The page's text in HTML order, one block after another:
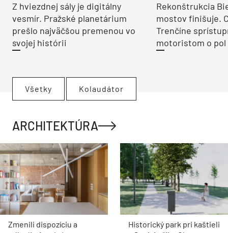
Z hviezdnej sály je digitálny
vesmír. Pražské planetárium
prešlo najväčšou premenou vo
svojej histórii
Rekonštrukcia
mostov finišuje.
Trenčíne
motoristom o pol
Všetky Kolaudátor
ARCHITEKTÚRA
Zmenili dispozíciu a
Historický park pri kaštieli